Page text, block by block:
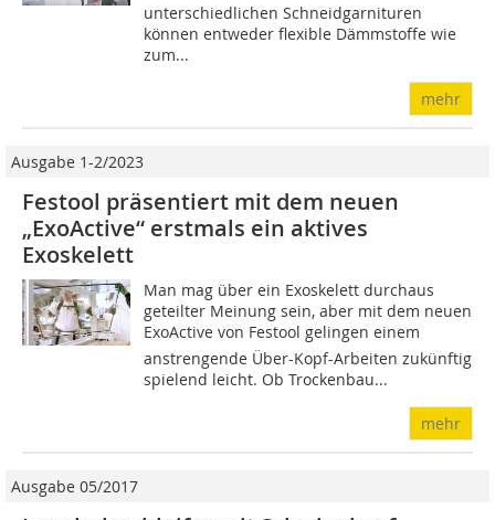
unterschiedlichen Schneidgarni­turen
können entweder flexi­ble Dämmstoffe wie
zum...
mehr
Ausgabe 1-2/2023
Festool präsentiert mit dem neuen
„ExoActive“ erstmals ein aktives
Exoskelett
Man mag über ein Exoskelett durchaus
geteilter Meinung sein, aber mit dem neuen
ExoActive von Festool gelingen einem
anstrengende Über-Kopf-Arbeiten zukünftig
spielend leicht. Ob Trockenbau...
mehr
Ausgabe 05/2017